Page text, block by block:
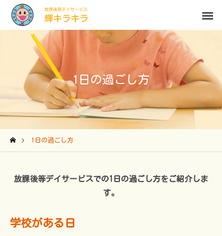
1日の過ごし方
1日の過ごし方
放課後等デイサービスでの1日の過ごし方をご紹介しま
す。
学校がある日